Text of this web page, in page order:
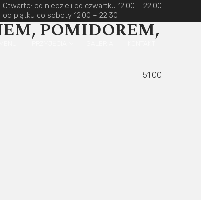
Otwarte: od niedzieli do czwartku 12.00 – 22.00
od piątku do soboty 12.00 – 22.30
POMIDOREM,
51.00